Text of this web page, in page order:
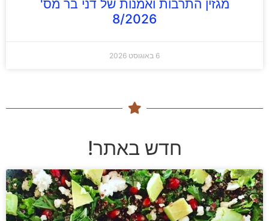
מגזין התרבות ואמנות של דני בר מס'
8/2026
6 באוגוסט 2026
חדש באתר!